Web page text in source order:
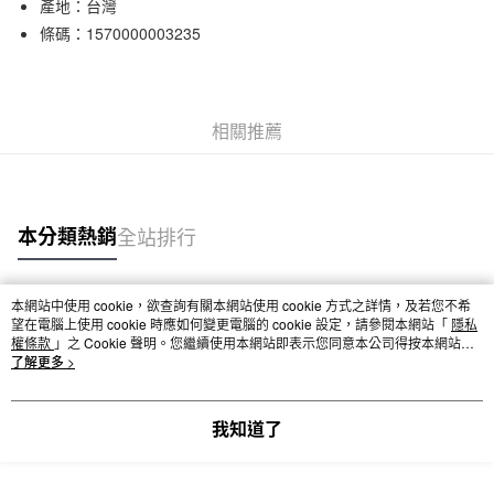
產地：台灣
條碼：1570000003235
相關推薦
本分類熱銷全站排行
熱門標籤
本網站中使用 cookie，欲查詢有關本網站使用 cookie 方式之詳情，及若您不希
望在電腦上使用 cookie 時應如何變更電腦的 cookie 設定，請參閱本網站「 隱私
權條款 」之 Cookie 聲明。您繼續使用本網站即表示您同意本公司得按本網站使
用條款之 Cookie 聲明使用 cookie。
了解更多 >
我知道了